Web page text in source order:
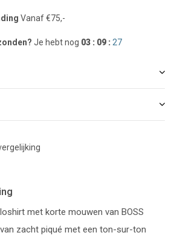
Vanaf €75,-
Je hebt nog 03 : 09 : 27
met korte mouwen van BOSS
zacht piqué met een ton-sur-ton